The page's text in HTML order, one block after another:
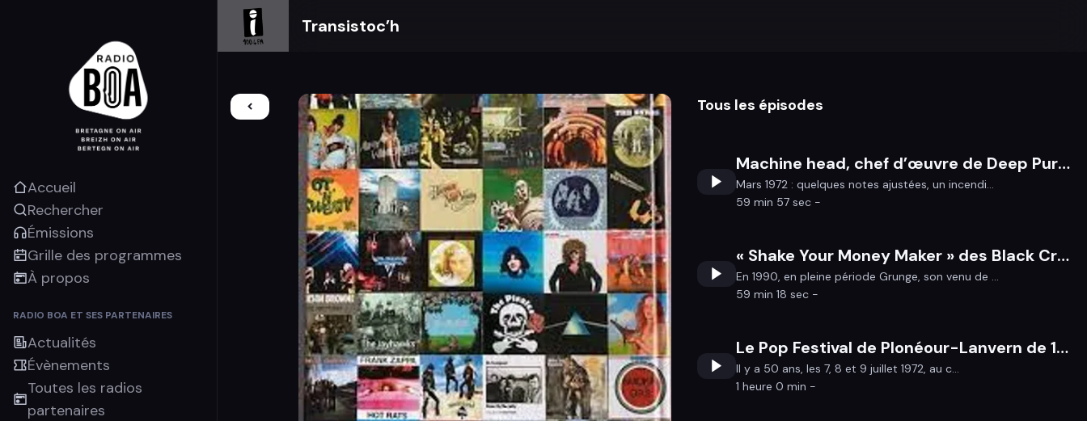
Accueil
Rechercher
Émissions
Grille des programmes
À propos
RADIO BOA ET SES PARTENAIRES
Actualités
Évènements
Toutes les radios
partenaires
Transistoc’h
Tous les épisodes
Machine head, chef d’œuvre de Deep Purple
Mars 1972 : quelques notes ajustées, un incendi...
59 min 57 sec -
« Shake Your Money Maker » des Black Crowes !
En 1990, en pleine période Grunge, son venu de ...
59 min 18 sec -
Le Pop Festival de Plonéour-Lanvern de 1972
Il y a 50 ans, les 7, 8 et 9 juillet 1972, au c...
1 heure 0 min -